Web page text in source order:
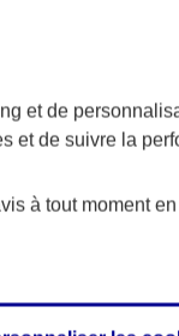
du
et de
et de suivre la
à tout moment